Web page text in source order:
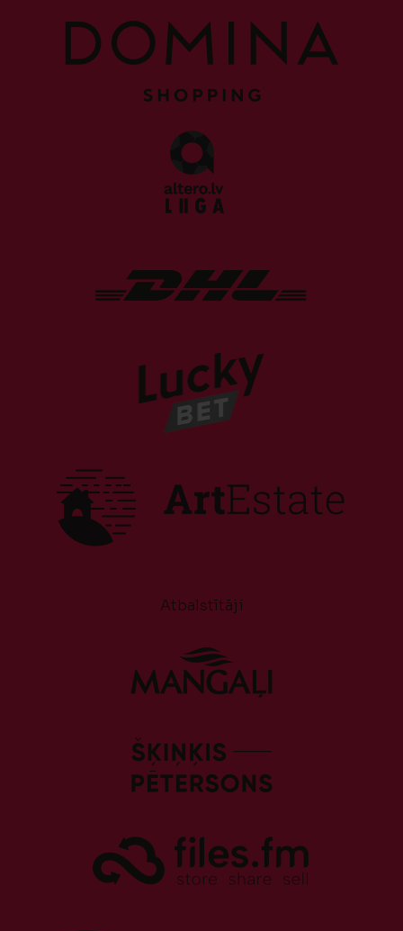
Atbalstītāji